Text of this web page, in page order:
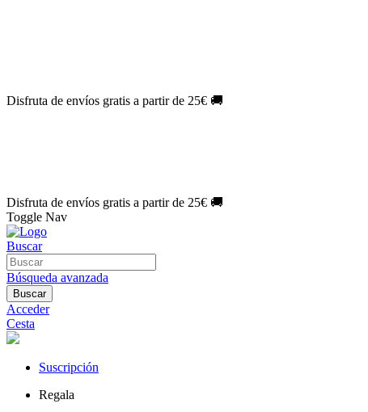
Disfruta de envíos gratis a partir de 25€ 🚚
Disfruta de envíos gratis a partir de 25€ 🚚
Toggle Nav
Buscar
Búsqueda avanzada
Buscar
Acceder
Cesta
Suscripción
Regala